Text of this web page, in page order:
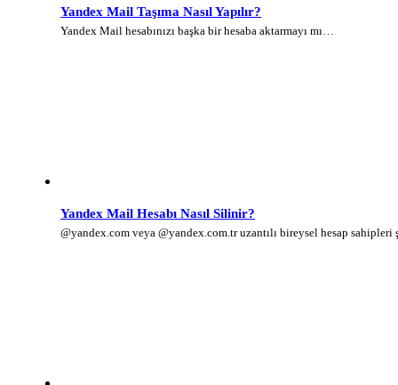
Yandex Mail Taşıma Nasıl Yapılır?
Yandex Mail hesabınızı başka bir hesaba aktarmayı mı…
Yandex Mail Hesabı Nasıl Silinir?
@yandex.com veya @yandex.com.tr uzantılı bireysel hesap